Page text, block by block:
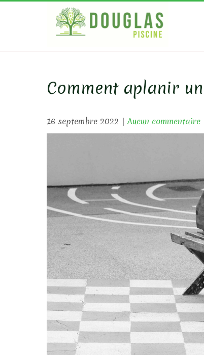
Comment aplanir
16 septembre 2022 | Aucun commentaire